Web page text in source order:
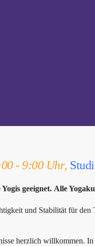
- 9:00 Uhr,
geeignet. Alle
und Stabilität für den
herzlich willkommen.